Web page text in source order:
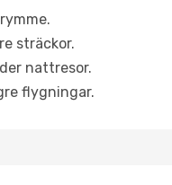
sträckor.
nattresor.
flygningar.